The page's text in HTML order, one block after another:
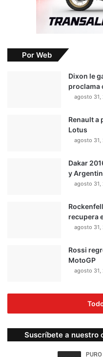
Por Web
Dixon le
proclama
agosto 31,
Renault a
Lotus
agosto 31,
Dakar
y
agosto 31,
recupera
agosto 31,
Rossi
MotoGP
agosto 31,
Suscríbete a nuestro